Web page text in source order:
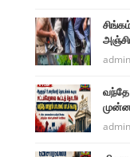
admin
வந்தே
admin